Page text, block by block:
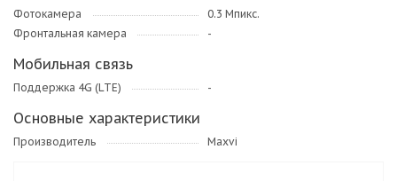
Фотокамера
0.3 Мпикс.
Фронтальная камера
-
Мобильная связь
Поддержка 4G (LTE) -
Основные характеристики
Производитель Maxvi